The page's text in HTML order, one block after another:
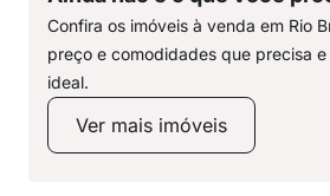
Confira os imóveis à venda em Rio
preço e comodidades que precisa
ideal.
Ver mais imóveis